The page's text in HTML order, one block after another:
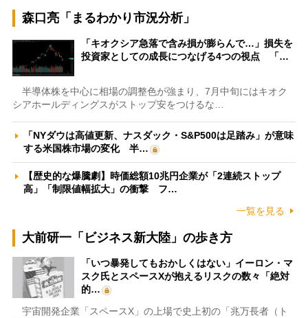
森口亮「まるわかり市況分析」
「キオクシア急落で含み損が膨らんで…」損失を
投資家としての成長につなげる4つの視点 「…
半導体株を中心に相場の調整色が強まり、7月中旬にはキオク
シアホールディングスがストップ安をつけるな…
「NYダウは高値更新、ナスダック・S&P500は足踏み」が意味
する米国株市場の変化 半…
【歴史的な爆騰劇】時価総額10兆円企業が「2連続ストップ
高」「制限値幅拡大」の衝撃 フ…
一覧を見る
大前研一「ビジネス新大陸」の歩き方
「いつ暴発してもおかしくはない」イーロン・マ
スク氏とスペースXが抱えるリスクの数々「絶対
的…
宇宙開発企業「スペースX」の上場で史上初の「兆万長者（ト